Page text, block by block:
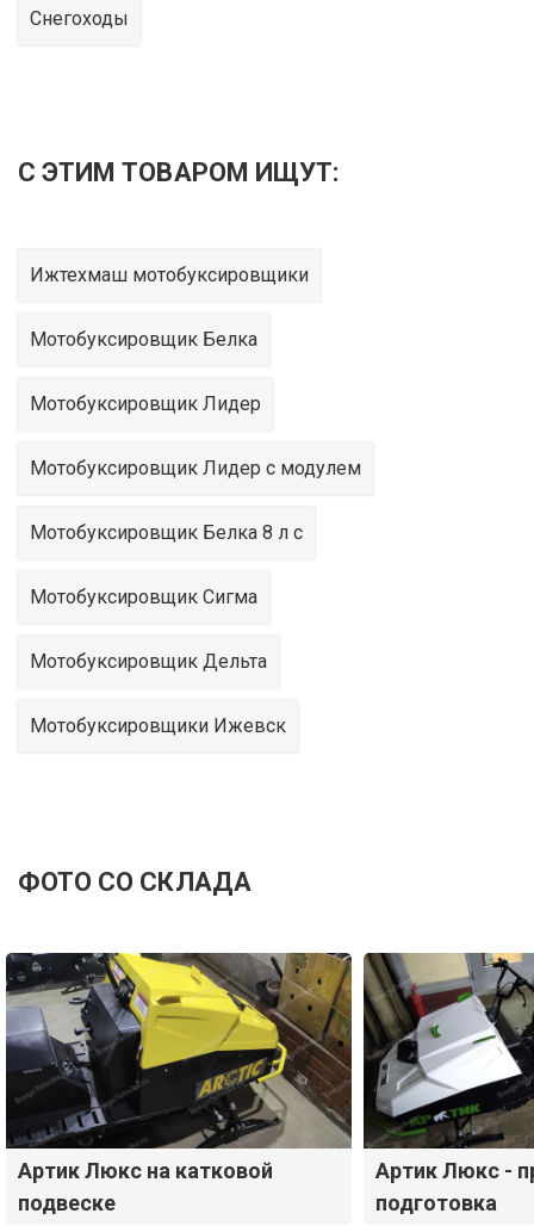
Снегоходы
С ЭТИМ ТОВАРОМ ИЩУТ:
Ижтехмаш мотобуксировщики
Мотобуксировщик Белка
Мотобуксировщик Лидер
Мотобуксировщик Лидер с модулем
Мотобуксировщик Белка 8 л с
Мотобуксировщик Сигма
Мотобуксировщик Дельта
Мотобуксировщики Ижевск
ФОТО СО СКЛАДА
Артик Люкс на катковой
подвеске
Артик Люкс -
подготовка